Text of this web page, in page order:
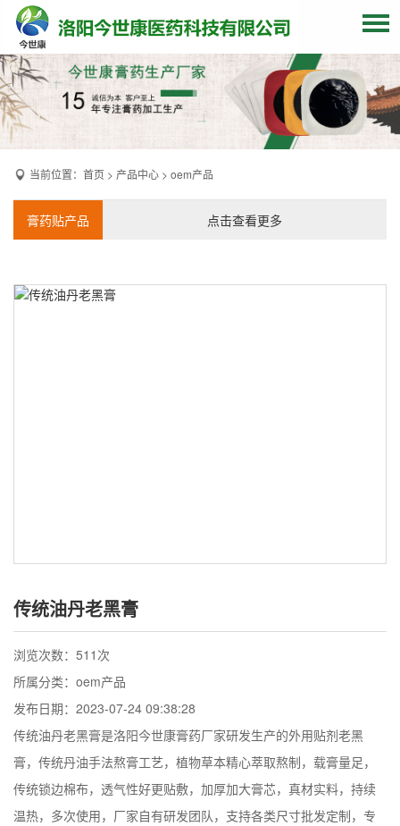
网站首页
关于我们
贴牌加工
OEM产品
膏药资讯
当前位置： 首页 > 产品中心 > oem产品
膏药贴产品 点击查看更多
传统油丹老黑膏
浏览次数： 511次
所属分类：oem产品
发布日期：2023-07-24 09:38:28
传统油丹老黑膏是洛阳今世康膏药厂家研发生产的外用贴剂老黑
膏，传统丹油手法熬膏工艺，植物草本精心萃取熬制，载膏量足，
传统锁边棉布，透气性好更贴敷，加厚加大膏芯，真材实料，持续
温热，多次使用，厂家自有研发团队，支持各类尺寸批发定制，专